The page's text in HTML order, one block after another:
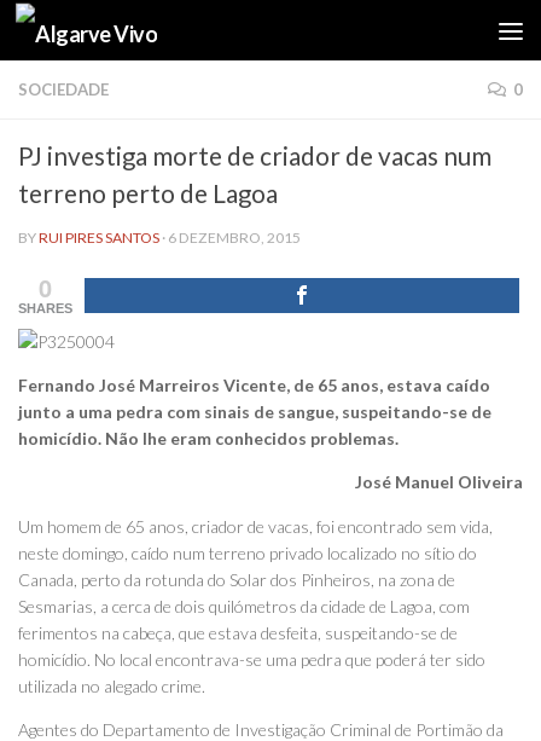
Skip to content
SOCIEDADE 0
PJ investiga morte de criador de vacas num
terreno perto de Lagoa
BYRUI PIRES SANTOS · 6 DEZEMBRO, 2015
0
SHARES
Fernando José Marreiros Vicente, de 65 anos, estava caído
junto a uma pedra com sinais de sangue, suspeitando-se de
homicídio. Não lhe eram conhecidos problemas.
José Manuel Oliveira
Um homem de 65 anos, criador de vacas, foi encontrado sem vida,
neste domingo, caído num terreno privado localizado no sítio do
Canada, perto da rotunda do Solar dos Pinheiros, na zona de
Sesmarias, a cerca de dois quilómetros da cidade de Lagoa, com
ferimentos na cabeça, que estava desfeita, suspeitando-se de
homicídio. No local encontrava-se uma pedra que poderá ter sido
utilizada no alegado crime.
Agentes do Departamento de Investigação Criminal de Portimão da